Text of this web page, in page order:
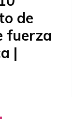
de
fuerza
|